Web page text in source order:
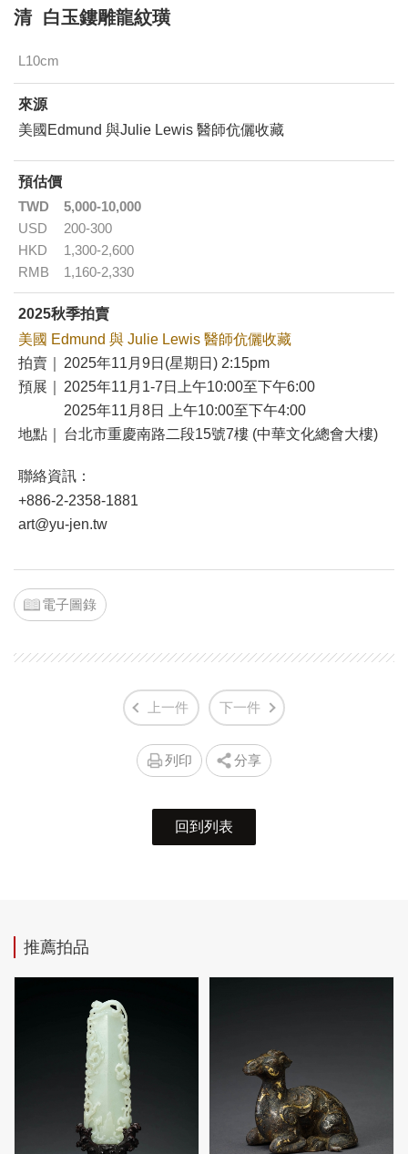
清 白玉鏤雕龍紋璜
L10cm
來源
美國Edmund 與Julie Lewis 醫師伉儷收藏
預估價
TWD
5,000-10,000
USD
200-300
HKD
1,300-2,600
RMB
1,160-2,330
2025秋季拍賣
美國 Edmund 與 Julie Lewis 醫師伉儷收藏
拍賣｜
2025年11月9日(星期日) 2:15pm
預展｜
2025年11月1-7日上午10:00至下午6:00
2025年11月8日 上午10:00至下午4:00
地點｜
台北市重慶南路二段15號7樓 (中華文化總會大樓)
聯絡資訊：
+886-2-2358-1881
art@yu-jen.tw
電子圖錄
上一件 下一件
列印 分享
回到列表
推薦拍品